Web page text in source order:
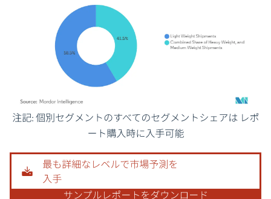
画像 © Mordor Intelligence。再利用にはCC BY 4.0の表示が必要です。